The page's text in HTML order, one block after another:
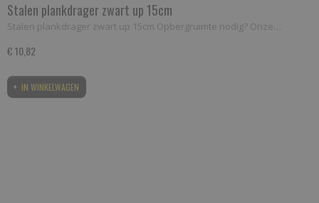
Stalen plankdrager zwart up 15cm
Stalen plankdrager zwart up 15cm Opbergruimte nodig? Onze…
€ 10,82
IN WINKELWAGEN